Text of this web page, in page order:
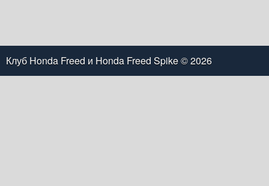
Клуб Honda Freed и Honda Freed Spike© 2026